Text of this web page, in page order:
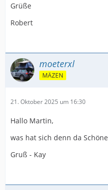
Grüße
Robert
moeterxl
MÄZEN
21. Oktober 2025 um 16:30
Hallo Martin,
was hat sich denn da
Gruß - Kay